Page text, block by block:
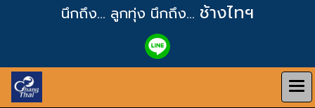
นึกถึง... ลูกทุ่ง นึกถึง... ช้างไทฯ